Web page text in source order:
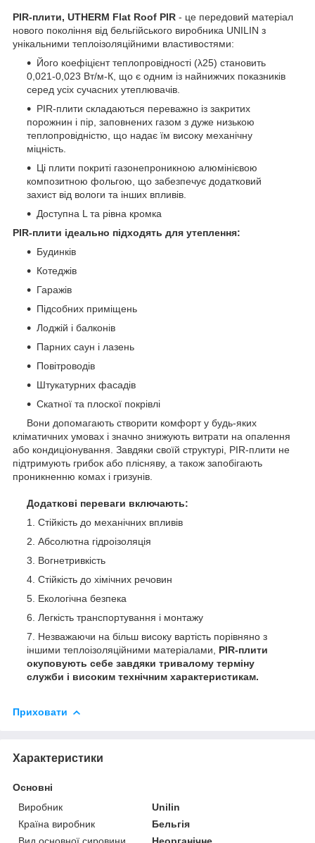
PIR-плити, UTHERM Flat Roof PIR - це передовий матеріал
нового покоління від бельгійського виробника UNILIN з
унікальними теплоізоляційними властивостями:
Його коефіцієнт теплопровідності (λ25) становить
0,021-0,023 Вт/м-К, що є одним із найнижчих показників
серед усіх сучасних утеплювачів.
PIR-плити складаються переважно із закритих
порожнин і пір, заповнених газом з дуже низькою
теплопровідністю, що надає їм високу механічну
міцність.
Ці плити покриті газонепроникною алюмінієвою
композитною фольгою, що забезпечує додатковий
захист від вологи та інших впливів.
Доступна L та рівна кромка
PIR-плити ідеально підходять для утеплення:
Будинків
Котеджів
Гаражів
Підсобних приміщень
Лоджій і балконів
Парних саун і лазень
Повітроводів
Штукатурних фасадів
Скатної та плоскої покрівлі
Вони допомагають створити комфорт у будь-яких
кліматичних умовах і значно знижують витрати на опалення
або кондиціонування. Завдяки своїй структурі, PIR-плити не
підтримують грибок або плісняву, а також запобігають
проникненню комах і гризунів.
Додаткові переваги включають:
Стійкість до механічних впливів
Абсолютна гідроізоляція
Вогнетривкість
Стійкість до хімічних речовин
Екологічна безпека
Легкість транспортування і монтажу
Незважаючи на більш високу вартість порівняно з
іншими теплоізоляційними матеріалами, PIR-плити
окуповують себе завдяки тривалому терміну
служби і високим технічним характеристикам.
Приховати
Характеристики
Основні
Виробник
Unilin
Країна виробник
Бельгія
Вид основної сировини
Неорганічне